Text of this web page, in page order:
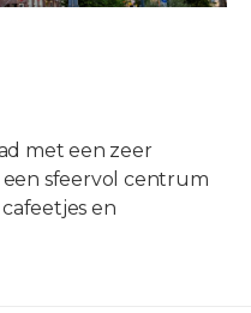
met een zeer
sfeervol centrum
en